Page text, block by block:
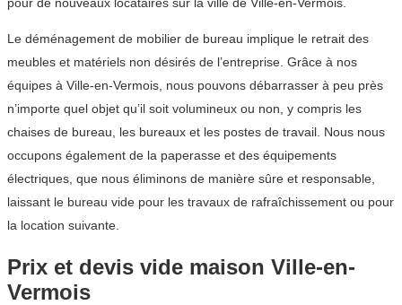
Le déménagement de mobilier de bureau implique le retrait des
meubles et matériels non désirés de l’entreprise. Grâce à nos
équipes à Ville-en-Vermois, nous pouvons débarrasser à peu près
n’importe quel objet qu’il soit volumineux ou non, y compris les
chaises de bureau, les bureaux et les postes de travail. Nous nous
occupons également de la paperasse et des équipements
électriques, que nous éliminons de manière sûre et responsable,
laissant le bureau vide pour les travaux de rafraîchissement ou pour
la location suivante.
Prix et devis vide maison Ville-en-
Vermois